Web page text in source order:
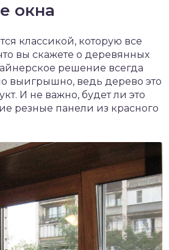
окна
классикой, которую все
вы скажете о деревянных
решение всегда
выигрышно, ведь дерево это
И не важно, будет ли это
резные панели из красного